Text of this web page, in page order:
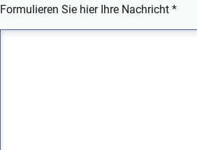
Formulieren Sie hier Ihre Nachricht *